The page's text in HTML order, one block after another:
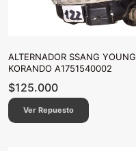
ALTERNADOR SSANG YOUNG
KORANDO A1751540002
$125.000
Ver Repuesto